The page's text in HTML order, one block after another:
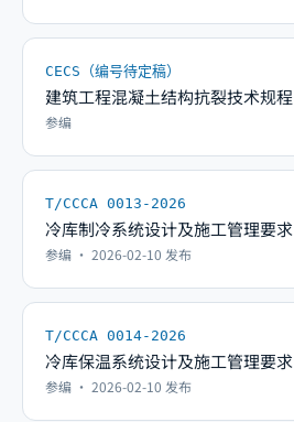
CECS（编号待定稿）
建筑工程混凝土结构抗裂技术规程
参编
T/CCCA 0013-2026
冷库制冷系统设计及施工管理要求
参编 · 2026-02-10 发布
T/CCCA 0014-2026
冷库保温系统设计及施工管理要求
参编 · 2026-02-10 发布